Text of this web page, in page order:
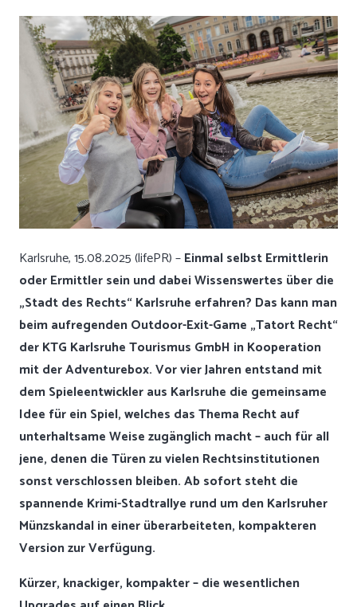
Karlsruhe, 15.08.2025 (lifePR) –Einmal selbst Ermittlerin
oder Ermittler sein und dabei Wissenswertes über die
„Stadt des Rechts“ Karlsruhe erfahren? Das kann man
beim aufregenden Outdoor-Exit-Game „Tatort Recht“
der KTG Karlsruhe Tourismus GmbH in Kooperation
mit der Adventurebox. Vor vier Jahren entstand mit
dem Spieleentwickler aus Karlsruhe die gemeinsame
Idee für ein Spiel, welches das Thema Recht auf
unterhaltsame Weise zugänglich macht – auch für all
jene, denen die Türen zu vielen Rechtsinstitutionen
sonst verschlossen bleiben. Ab sofort steht die
spannende Krimi-Stadtrallye rund um den Karlsruher
Münzskandal in einer überarbeiteten, kompakteren
Version zur Verfügung.
Kürzer, knackiger, kompakter – die wesentlichen